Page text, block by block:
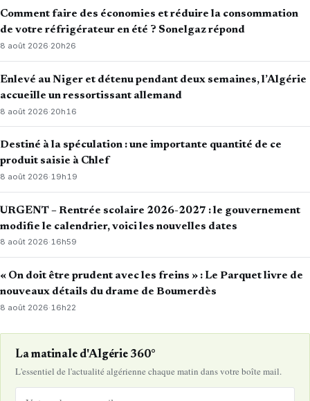
Comment faire des économies et réduire la consommation
de votre réfrigérateur en été ? Sonelgaz répond
8 août 2026·20h26
Enlevé au Niger et détenu pendant deux semaines, l’Algérie
accueille un ressortissant allemand
8 août 2026·20h16
Destiné à la spéculation : une importante quantité de ce
produit saisie à Chlef
8 août 2026·19h19
URGENT – Rentrée scolaire 2026-2027 : le gouvernement
modifie le calendrier, voici les nouvelles dates
8 août 2026·16h59
« On doit être prudent avec les freins » : Le Parquet livre de
nouveaux détails du drame de Boumerdès
8 août 2026· 16h22
La matinale d'Algérie 360°
L'essentiel de l'actualité algérienne chaque matin dans votre boîte mail.